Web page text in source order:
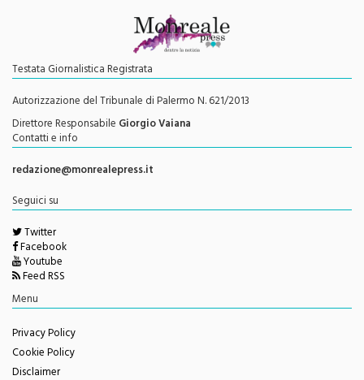
Testata Giornalistica Registrata
Autorizzazione del Tribunale di Palermo N. 621/2013
Direttore ResponsabileGiorgio Vaiana
Contatti e info
redazione@monrealepress.it
Twitter
Facebook
Youtube
Feed RSS
Menu
Privacy Policy
Cookie Policy
Disclaimer
Redazione